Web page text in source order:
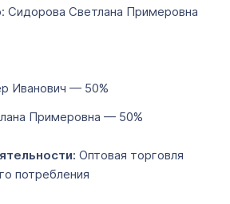
Сидорова Светлана Примеровна
Иванович — 50%
Примеровна — 50%
Оптовая торговля
потребления